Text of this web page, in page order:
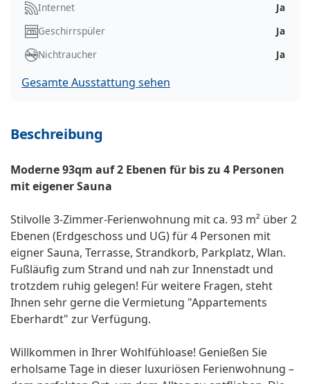
Internet
Ja
Geschirrspüler
Ja
Nichtraucher
Ja
Gesamte Ausstattung sehen
Beschreibung
Moderne 93qm auf 2 Ebenen für bis zu 4 Personen
mit eigener Sauna
Stilvolle 3-Zimmer-Ferienwohnung mit ca. 93 m² über 2
Ebenen (Erdgeschoss und UG) für 4 Personen mit
eigner Sauna, Terrasse, Strandkorb, Parkplatz, Wlan.
Fußläufig zum Strand und nah zur Innenstadt und
trotzdem ruhig gelegen! Für weitere Fragen, steht
Ihnen sehr gerne die Vermietung "Appartements
Eberhardt" zur Verfügung.
Willkommen in Ihrer Wohlfühloase! Genießen Sie
erholsame Tage in dieser luxuriösen Ferienwohnung –